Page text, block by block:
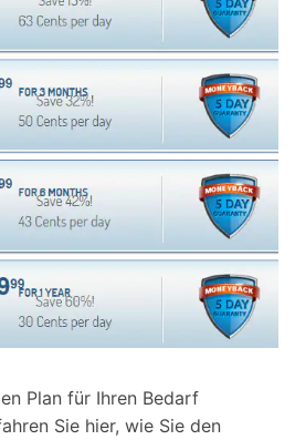
Plan für Ihren Bedarf
Sie hier, wie Sie den